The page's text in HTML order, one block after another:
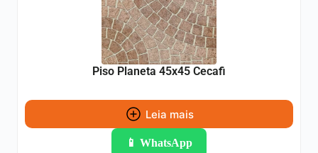
Piso Planeta 45x45 Cecafi
Leia mais
📱 WhatsApp